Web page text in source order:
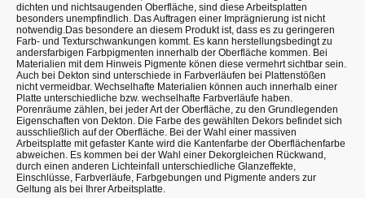
dichten und nichtsaugenden Oberfläche, sind diese Arbeitsplatten
besonders unempfindlich. Das Auftragen einer Imprägnierung ist nicht
notwendig.Das besondere an diesem Produkt ist, dass es zu geringeren
Farb- und Texturschwankungen kommt. Es kann herstellungsbedingt zu
andersfarbigen Farbpigmenten innerhalb der Oberfläche kommen. Bei
Materialien mit dem Hinweis Pigmente könen diese vermehrt sichtbar sein.
Auch bei Dekton sind unterschiede in Farbverläufen bei Plattenstößen
nicht vermeidbar. Wechselhafte Materialien können auch innerhalb einer
Platte unterschiedliche bzw. wechselhafte Farbverläufe haben.
Porenräume zählen, bei jeder Art der Oberfläche, zu den Grundlegenden
Eigenschaften von Dekton. Die Farbe des gewählten Dekors befindet sich
ausschließlich auf der Oberfläche. Bei der Wahl einer massiven
Arbeitsplatte mit gefaster Kante wird die Kantenfarbe der Oberflächenfarbe
abweichen. Es kommen bei der Wahl einer Dekorgleichen Rückwand,
durch einen anderen Lichteinfall unterschiedliche Glanzeffekte,
Einschlüsse, Farbverläufe, Farbgebungen und Pigmente anders zur
Geltung als bei Ihrer Arbeitsplatte.